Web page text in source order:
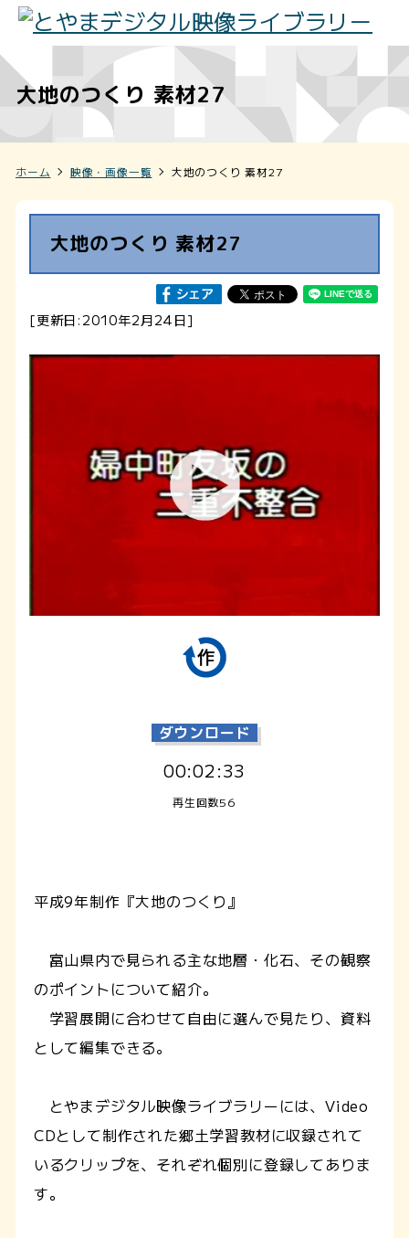
大地のつくり 素材27
ホーム 映像・画像一覧 大地のつくり 素材27
大地のつくり 素材27
[更新日:2010年2月24日]
ダウンロード
00:02:33
再生回数56
平成9年制作『大地のつくり』
富山県内で見られる主な地層・化石、その観察
のポイントについて紹介。
学習展開に合わせて自由に選んで見たり、資料
として編集できる。
とやまデジタル映像ライブラリーには、Video
CDとして制作された郷土学習教材に収録されて
いるクリップを、それぞれ個別に登録してありま
す。